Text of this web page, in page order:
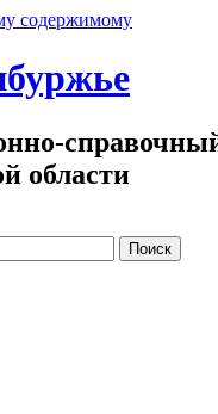
содержимому
области